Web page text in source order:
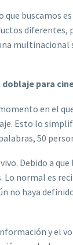
que buscamos
para
en el
Esto lo
50
Debido a
normal es
no haya
y el